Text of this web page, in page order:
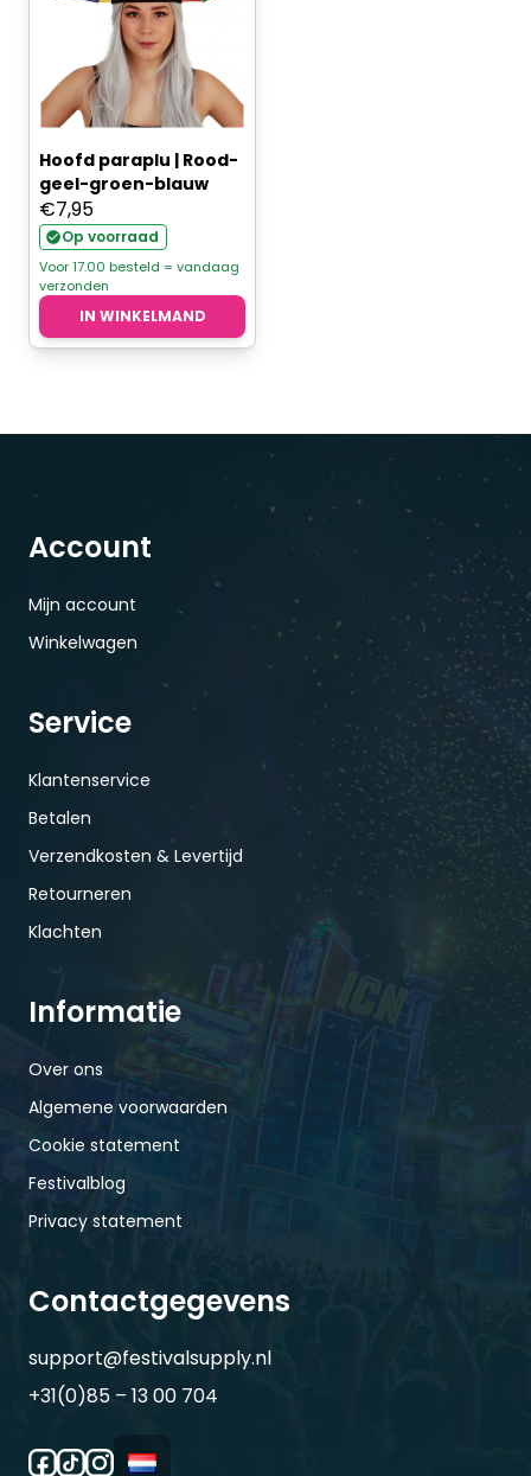
Hoofd paraplu | Rood-
geel-groen-blauw
€7,95
Op voorraad
Voor 17.00 besteld = vandaag
verzonden
IN WINKELMAND
Account
Mijn account
Winkelwagen
Service
Klantenservice
Betalen
Verzendkosten & Levertijd
Retourneren
Klachten
Informatie
Over ons
Algemene voorwaarden
Cookie statement
Festivalblog
Privacy statement
Contactgegevens
support@festivalsupply.nl
+31(0)85 – 13 00 704